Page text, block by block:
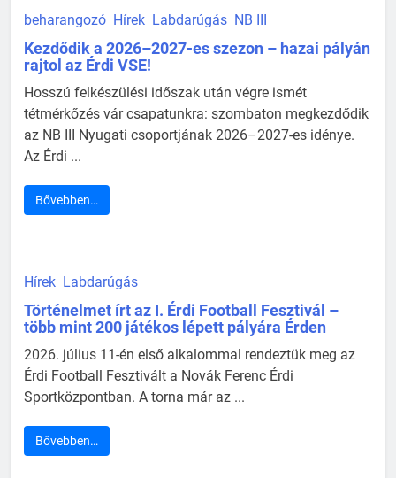
beharangozó Hírek Labdarúgás NB III
Kezdődik a 2026–2027-es szezon – hazai pályán
rajtol az Érdi VSE!
Hosszú felkészülési időszak után végre ismét
tétmérkőzés vár csapatunkra: szombaton megkezdődik
az NB III Nyugati csoportjának 2026–2027-es idénye.
Az Érdi ...
Bővebben…
Hírek Labdarúgás
Történelmet írt az I. Érdi Football Fesztivál –
több mint 200 játékos lépett pályára Érden
2026. július 11-én első alkalommal rendeztük meg az
Érdi Football Fesztivált a Novák Ferenc Érdi
Sportközpontban. A torna már az ...
Bővebben…